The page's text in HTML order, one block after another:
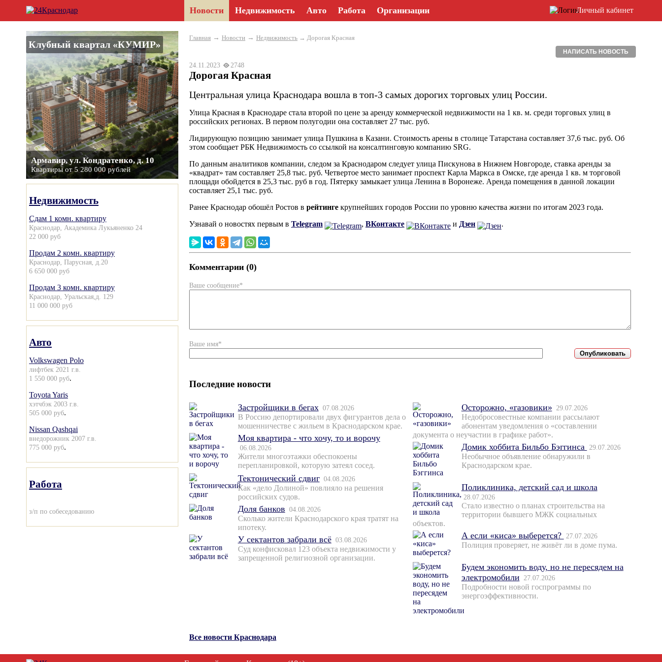
Новости Недвижимость Авто Работа Организации Личный кабинет
Клубный квартал «КУМИР»
Армавир, ул. Кондратенко, д. 10
Квартиры от 5 280 000 рублей
Недвижимость
Сдам 1 комн. квартиру
Краснодар, Академика Лукьяненко 24
22 000 руб
Продам 2 комн. квартиру
Краснодар, Парусная, д.20
6 650 000 руб
Продам 3 комн. квартиру
Краснодар, Уральская,д. 129
11 000 000 руб
Авто
Volkswagen Polo
лифтбек 2021 г.в.
1 550 000 руб.
Toyota Yaris
хэтчбэк 2003 г.в.
505 000 руб.
Nissan Qashqai
внедорожник 2007 г.в.
775 000 руб.
Работа
з/п по собеседованию
Главная → Новости → Недвижимость → Дорогая Красная
НАПИСАТЬ НОВОСТЬ
24.11.2023 2748
Дорогая Красная
Центральная улица Краснодара вошла в топ-3 самых дорогих торговых улиц России.
Улица Красная в Краснодаре стала второй по цене за аренду коммерческой недвижимости на 1 кв. м. среди торговых улиц в
российских регионах. В первом полугодии она составляет 27 тыс. руб.
Лидирующую позицию занимает улица Пушкина в Казани. Стоимость арены в столице Татарстана составляет 37,6 тыс. руб. Об
этом сообщает РБК Недвижимость со ссылкой на консалтинговую компанию SRG.
По данным аналитиков компании, следом за Краснодаром следует улица Пискунова в Нижнем Новгороде, ставка аренды за
«квадрат» там составляет 25,8 тыс. руб. Четвертое место занимает проспект Карла Маркса в Омске, где аренда 1 кв. м торговой
площади обойдется в 25,3 тыс. руб в год. Пятерку замыкает улица Ленина в Воронеже. Аренда помещения в данной локации
составляет 25,1 тыс. руб.
Ранее Краснодар обошёл Ростов в рейтинге крупнейших городов России по уровню качества жизни по итогам 2023 года.
Узнавай о новостях первым в Telegram , ВКонтакте и Дзен .
Комментарии (0)
Ваше сообщение*
Ваше имя*
Последние новости
Застройщики в бегах 07.08.2026
В Россию депортировали двух фигурантов дела о
мошенничестве с жильем в Краснодарском крае.
Моя квартира - что хочу, то и ворочу
06.08.2026
Жители многоэтажки обеспокоены
перепланировкой, которую затеял сосед.
Тектонический сдвиг 04.08.2026
Как «дело Долиной» повлияло на решения
российских судов.
Доля банков 04.08.2026
Сколько жители Краснодарского края тратят на
ипотеку.
У сектантов забрали всё 03.08.2026
Суд конфисковал 123 объекта недвижимости у
запрещенной религиозной организации.
Осторожно, «газовики» 29.07.2026
Недобросовестные компании рассылают
абонентам уведомления о «составлении
документа о неучастии в графике работ».
Домик хоббита Бильбо Бэггинса 29.07.2026
Необычное объявление обнаружили в
Краснодарском крае.
Поликлиника, детский сад и школа
28.07.2026
Стало известно о планах строительства на
территории бывшего МЖК социальных
объектов.
А если «киса» выберется? 27.07.2026
Полиция проверяет, не живёт ли в доме пума.
Будем экономить воду, но не пересядем на
электромобили
27.07.2026
Подробности новой госпрограммы по
энергоэффективности.
Все новости Краснодара